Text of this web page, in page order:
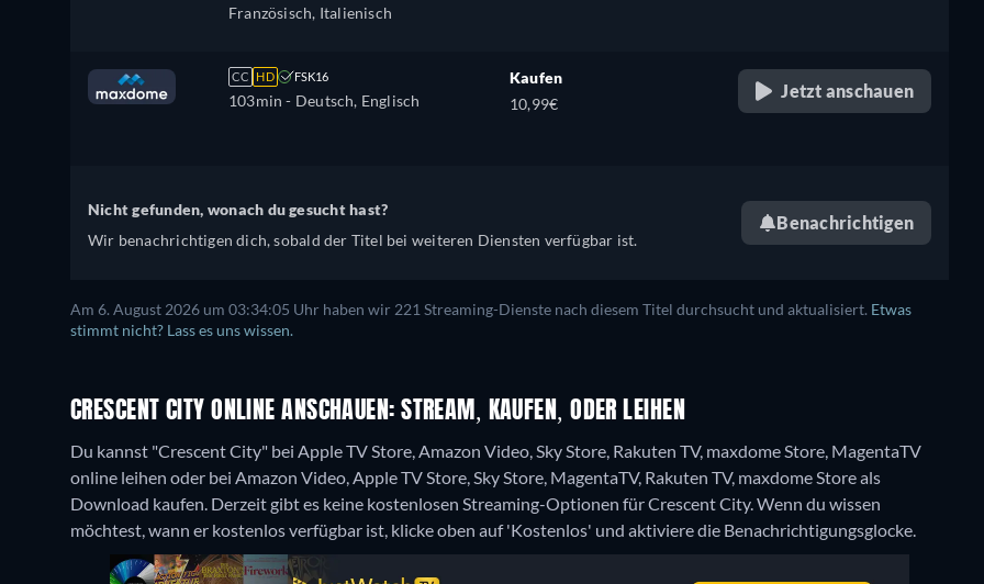
Französisch, Italienisch
CC HD FSK16
103min - Deutsch, Englisch
Kaufen
10,99€
Jetzt anschauen
Nicht gefunden, wonach du gesucht hast?
Wir benachrichtigen dich, sobald der Titel bei weiteren Diensten verfügbar ist.
Benachrichtigen
Am 6. August 2026 um 03:34:05 Uhr haben wir 221 Streaming-Dienste nach diesem Titel durchsucht und aktualisiert. Etwas
stimmt nicht? Lass es uns wissen.
CRESCENT CITY ONLINE ANSCHAUEN: STREAM, KAUFEN, ODER LEIHEN
Du kannst "Crescent City" bei Apple TV Store, Amazon Video, Sky Store, Rakuten TV, maxdome Store, MagentaTV
online leihen oder bei Amazon Video, Apple TV Store, Sky Store, MagentaTV, Rakuten TV, maxdome Store als
Download kaufen. Derzeit gibt es keine kostenlosen Streaming-Optionen für Crescent City. Wenn du wissen
möchtest, wann er kostenlos verfügbar ist, klicke oben auf 'Kostenlos' und aktiviere die Benachrichtigungsglocke.